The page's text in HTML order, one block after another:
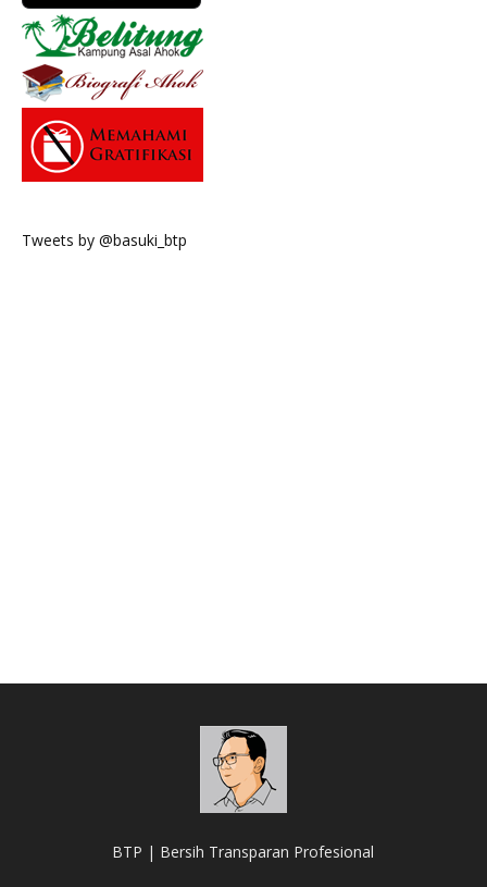
Tweets by @basuki_btp
BTP | Bersih Transparan Profesional